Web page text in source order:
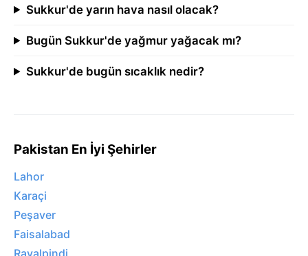
Sukkur'de yarın hava nasıl olacak?
Bugün Sukkur'de yağmur yağacak mı?
Sukkur'de bugün sıcaklık nedir?
Pakistan En İyi Şehirler
Lahor
Karaçi
Peşaver
Faisalabad